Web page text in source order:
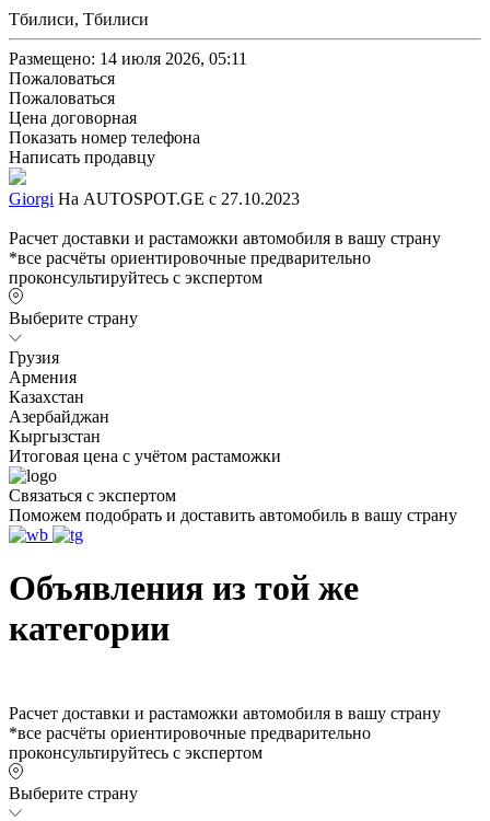
Тбилиси, Тбилиси
Размещено: 14 июля 2026, 05:11
Пожаловаться
Пожаловаться
Цена договорная
Показать номер телефона
Написать продавцу
Giorgi На AUTOSPOT.GE с 27.10.2023
Расчет доставки и растаможки автомобиля в вашу страну
*все расчёты ориентировочные предварительно
проконсультируйтесь с экспертом
Выберите страну
Грузия
Армения
Казахстан
Азербайджан
Кыргызстан
Итоговая цена с учётом растаможки
Связаться с экспертом
Поможем подобрать и доставить автомобиль в вашу страну
Объявления из той же
категории
Расчет доставки и растаможки автомобиля в вашу страну
*все расчёты ориентировочные предварительно
проконсультируйтесь с экспертом
Выберите страну